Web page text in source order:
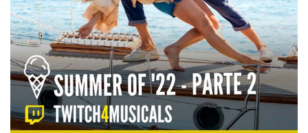
VARIOS